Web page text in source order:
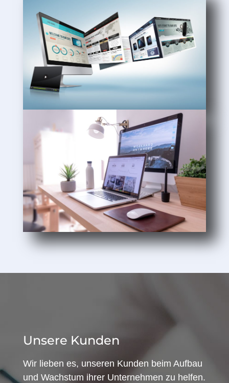
Unsere Kunden
Wir lieben es, unseren Kunden beim Aufbau
und Wachstum ihrer Unternehmen zu helfen.